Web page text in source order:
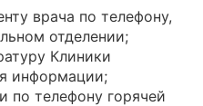
врача по телефону,
отделении;
Клиники
информации;
по телефону горячей